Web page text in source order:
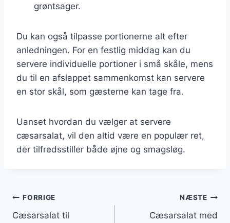
grøntsager.
Du kan også tilpasse portionerne alt efter
anledningen. For en festlig middag kan du
servere individuelle portioner i små skåle, mens
du til en afslappet sammenkomst kan servere
en stor skål, som gæsterne kan tage fra.
Uanset hvordan du vælger at servere
cæsarsalat, vil den altid være en populær ret,
der tilfredsstiller både øjne og smagsløg.
Indlægsnavigation
FORRIGE
Cæsarsalat til
NÆSTE
Cæsarsalat med